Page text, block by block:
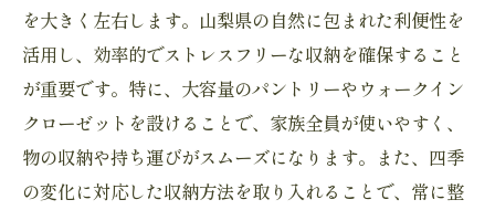
を大きく左右します。山梨県の自然に包まれた利便性を
活用し、効率的でストレスフリーな収納を確保すること
が重要です。特に、大容量のパントリーやウォークイン
クローゼットを設けることで、家族全員が使いやすく、
物の収納や持ち運びがスムーズになります。また、四季
の変化に対応した収納方法を取り入れることで、常に整